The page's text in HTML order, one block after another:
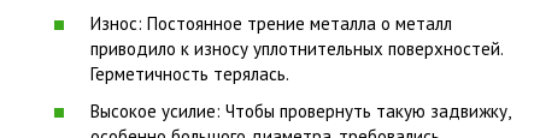
Износ: Постоянное трение металла о металл
приводило к износу уплотнительных поверхностей.
Герметичность терялась.
Высокое усилие: Чтобы провернуть такую задвижку,